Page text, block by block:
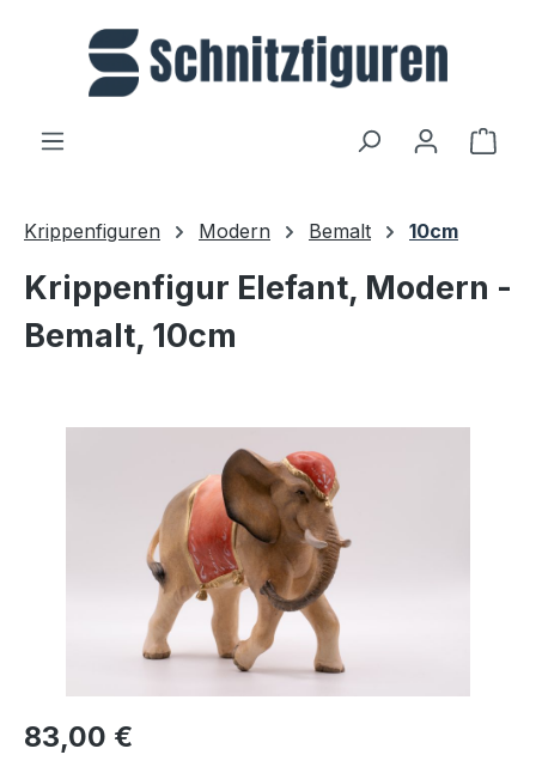
Zum Hauptinhalt springen
Krippenfiguren Modern Bemalt 10cm
Krippenfigur Elefant, Modern -
Bemalt, 10cm
Regulärer Preis:
83,00 €